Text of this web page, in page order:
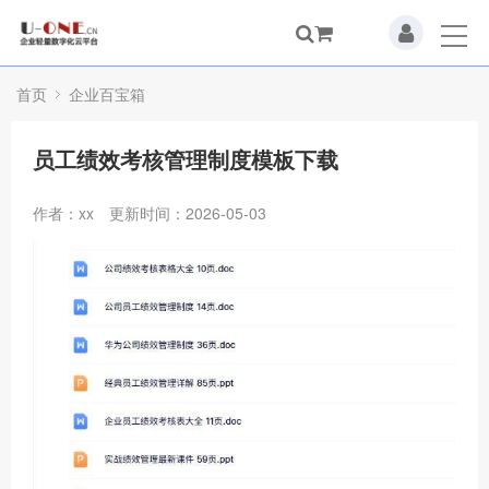
首页 企业百宝箱
员工绩效考核管理制度模板下载
作者：xx 更新时间：2026-05-03